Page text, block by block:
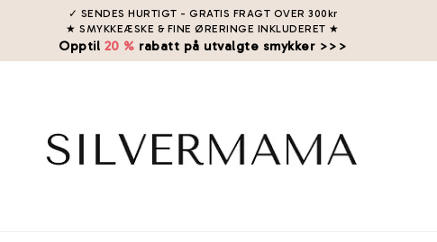
✓ SENDES HURTIGT - GRATIS FRAGT OVER 300kr
★ SMYKKEÆSKE & FINE ØRERINGE INKLUDERET ★
Opptil 20 % rabatt på utvalgte smykker >>>